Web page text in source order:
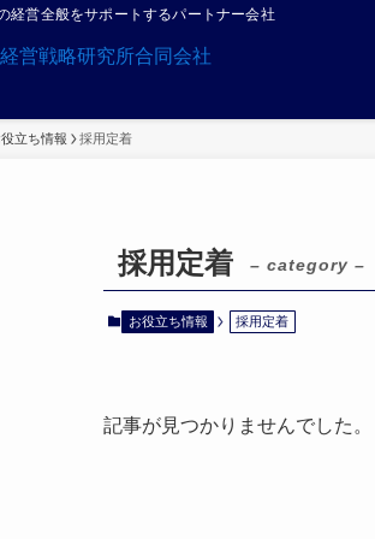
経営全般をサポートするパートナー会社
役立ち情報 採用定着
採用定着 – category –
お役立ち情報 採用定着
記事が見つかりませんでした。